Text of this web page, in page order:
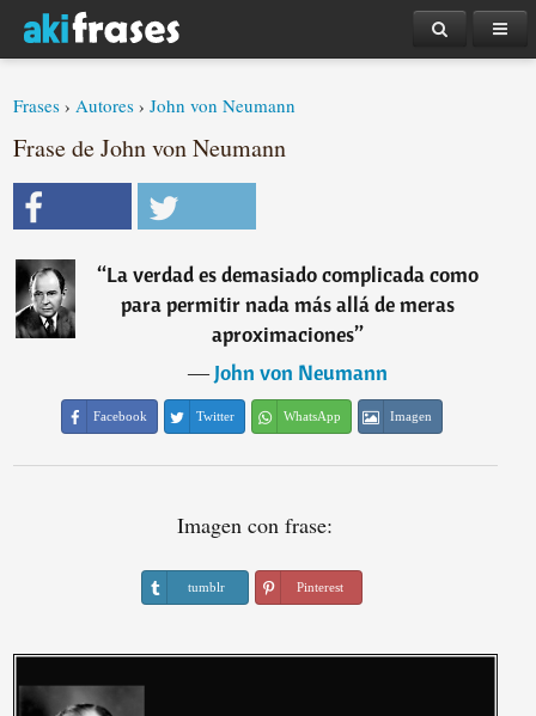
Frases ›Autores ›John von Neumann
Frase de John von Neumann
“La verdad es demasiado complicada como
para permitir nada más allá de meras
aproximaciones”
―John von Neumann
Facebook Twitter WhatsApp Imagen
Imagen con frase:
tumblr Pinterest